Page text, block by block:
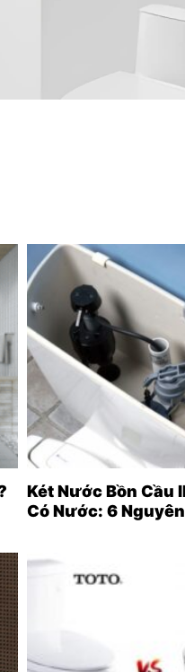
Két Nước Bồn Cầu
Có Nước: 6